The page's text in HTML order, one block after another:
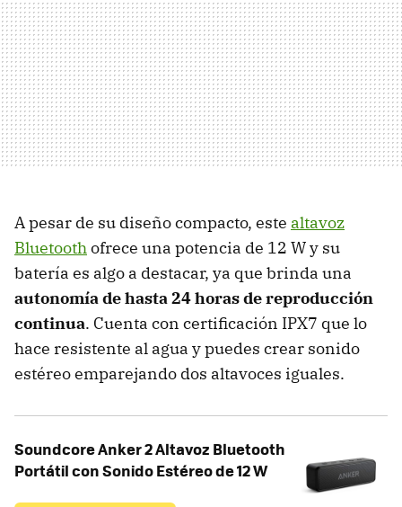
A pesar de su diseño compacto, este altavoz
Bluetoothofrece una potencia de 12 W y su
batería es algo a destacar, ya que brinda una
autonomía de hasta 24 horas de reproducción
continua. Cuenta con certificación IPX7 que lo
hace resistente al agua y puedes crear sonido
estéreo emparejando dos altavoces iguales.
Soundcore Anker 2 Altavoz Bluetooth
Portátil con Sonido Estéreo de 12 W